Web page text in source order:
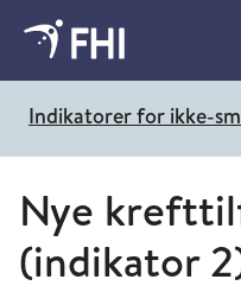
Indikatorer for ikke-
Nye
(indikator